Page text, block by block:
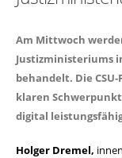
Am Mittwoch
Justizministeriums
behandelt. Die
klaren
digital
Holger Dremel,